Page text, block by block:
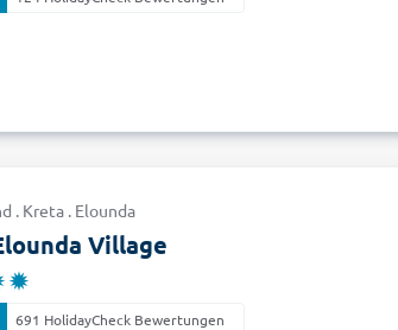
. Kreta . Elounda
Village
691 HolidayCheck Bewertungen